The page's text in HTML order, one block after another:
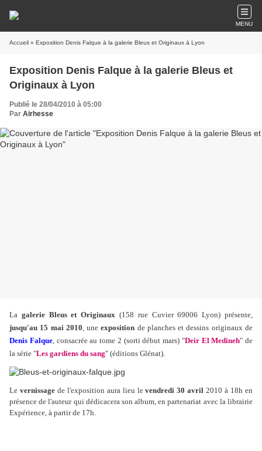
MENU
Accueil » Exposition Denis Falque à la galerie Bleus et Originaux à Lyon
Exposition Denis Falque à la galerie Bleus et
Originaux à Lyon
Publié le 28/04/2010 à 05:00
Par Airhesse
La galerie Bleus et Originaux (158 rue Cuvier 69006 Lyon) présente,
jusqu'au 15 mai 2010, uneexposition de planches et dessins originaux de
Denis Falque, consacrée au tome 2 (sorti début mars) "Deir El Medineh" de
la série "Les gardiens du sang" (éditions Glénat).
Le vernissagede l'exposition aura lieu levendredi 30 avril 2010 à 18h en
présence de l'auteur qui dédicacera son album, en partenariat avec la librairie
Expérience, à partir de 17h.